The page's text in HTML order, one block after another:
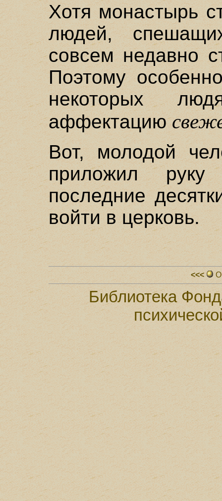
Хотя монастырь
людей,
совсем недавно
Поэтому
некоторых
аффектацию
Вот, молодой
приложил
последние
войти в церковь.
<<<
Библиотека